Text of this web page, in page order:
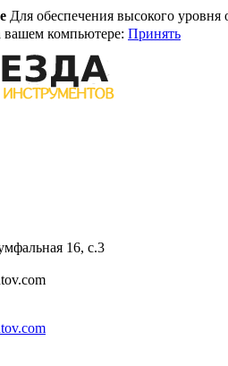
Для обеспечения высокого
вашем компьютере: Принять
16, с.3